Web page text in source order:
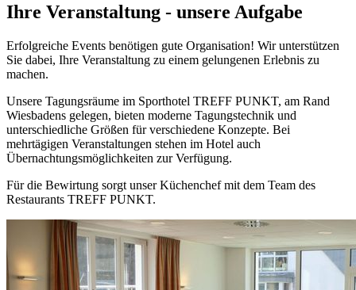
Ihre Veranstaltung - unsere Aufgabe
Erfolgreiche Events benötigen gute Organisation! Wir unterstützen
Sie dabei, Ihre Veranstaltung zu einem gelungenen Erlebnis zu
machen.
Unsere Tagungsräume im Sporthotel TREFF PUNKT, am Rand
Wiesbadens gelegen, bieten moderne Tagungstechnik und
unterschiedliche Größen für verschiedene Konzepte. Bei
mehrtägigen Veranstaltungen stehen im Hotel auch
Übernachtungsmöglichkeiten zur Verfügung.
Für die Bewirtung sorgt unser Küchenchef mit dem Team des
Restaurants TREFF PUNKT.